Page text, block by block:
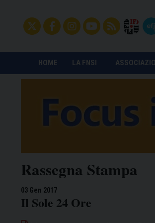
HOME LA FNSI
Rassegna Stampa
03 Gen 2017
Il Sole 24 Ore